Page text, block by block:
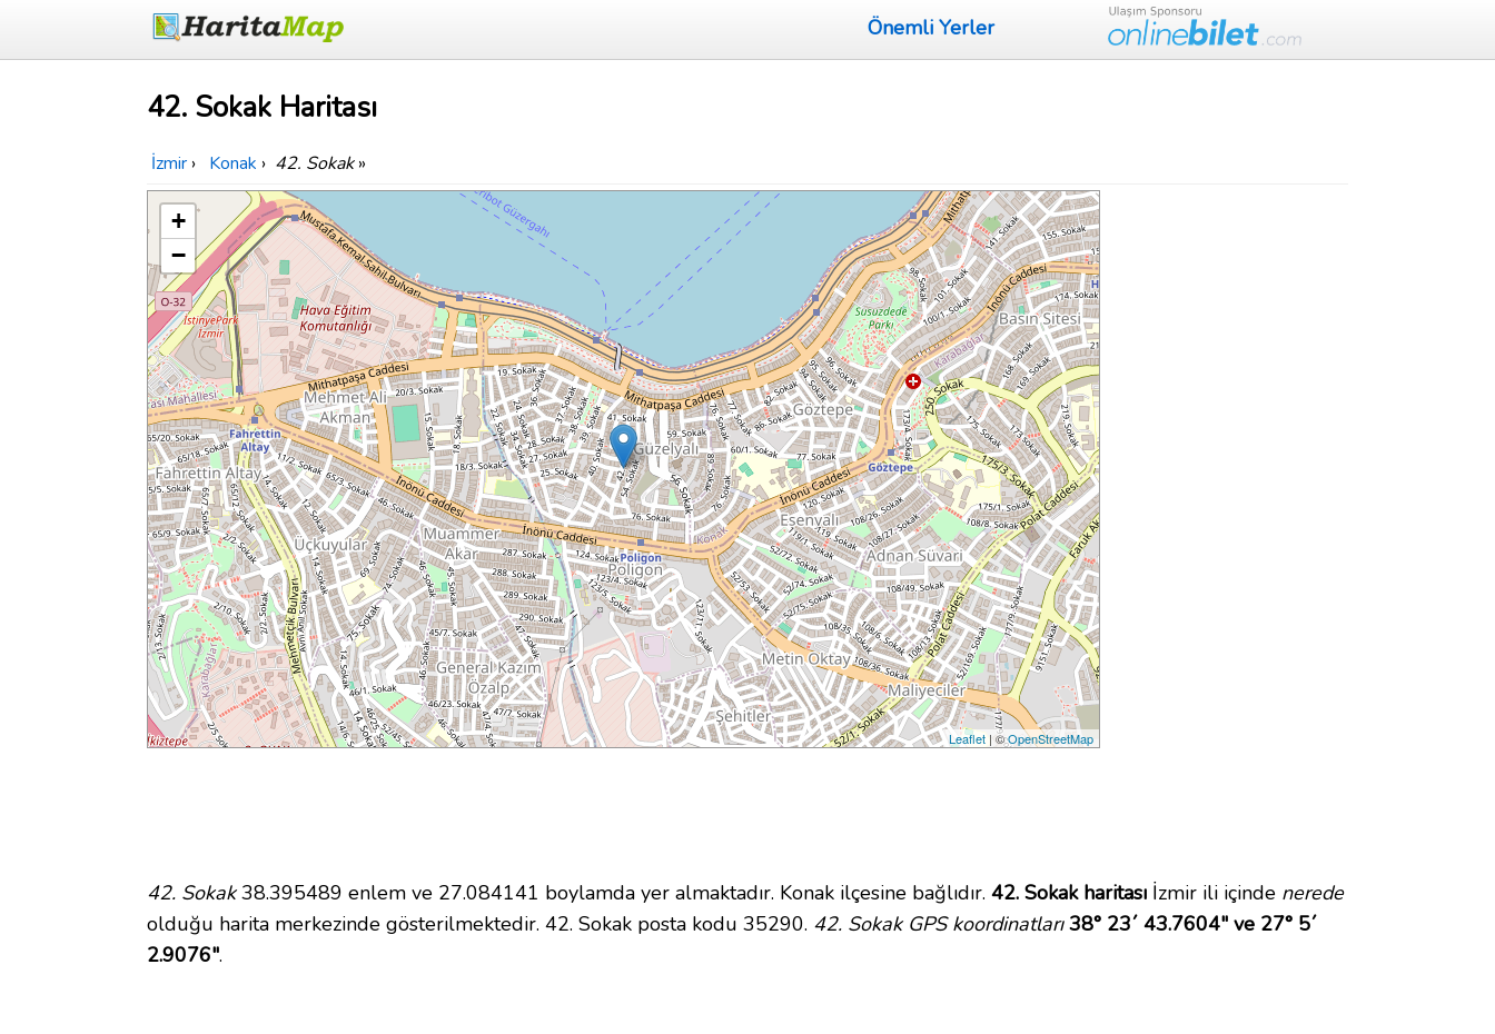
Önemli Yerler
42. Sokak Haritası
İzmir › Konak › 42. Sokak»
+
−
Leaflet | ©OpenStreetMap
42. Sokak38.395489 enlem ve 27.084141 boylamda yer almaktadır. Konak ilçesine bağlıdır. 42. Sokak haritası İzmir ili içinde nerede
olduğu harita merkezinde gösterilmektedir. 42. Sokak posta kodu 35290. 42. Sokak GPS koordinatları 38° 23´ 43.7604" ve 27° 5´
2.9076".